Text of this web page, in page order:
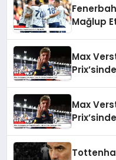
Mağlup
Max
Max